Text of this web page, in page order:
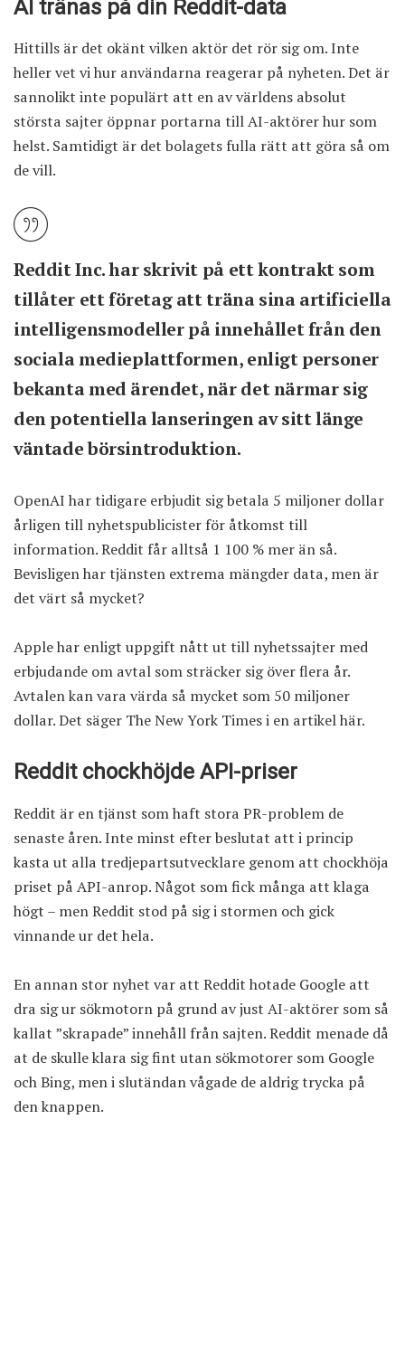
AI tränas på din Reddit-data
Hittills är det okänt vilken aktör det rör sig om. Inte
heller vet vi hur användarna reagerar på nyheten. Det är
sannolikt inte populärt att en av världens absolut
största sajter öppnar portarna till AI-aktörer hur som
helst. Samtidigt är det bolagets fulla rätt att göra så om
de vill.
Reddit Inc. har skrivit på ett kontrakt som
tillåter ett företag att träna sina artificiella
intelligensmodeller på innehållet från den
sociala medieplattformen, enligt personer
bekanta med ärendet, när det närmar sig
den potentiella lanseringen av sitt länge
väntade börsintroduktion.
OpenAI har tidigare erbjudit sig betala 5 miljoner dollar
årligen till nyhetspublicister för åtkomst till
information. Reddit får alltså 1 100 % mer än så.
Bevisligen har tjänsten extrema mängder data, men är
det värt så mycket?
Applehar enligt uppgift nått ut till nyhetssajter med
erbjudande om avtal som sträcker sig över flera år.
Avtalen kan vara värda så mycket som 50 miljoner
dollar. Det säger The New York Timesi en artikel här.
Reddit chockhöjde API-priser
Reddit är en tjänst som haft stora PR-problem de
senaste åren. Inte minst efter beslutat att i princip
kasta ut alla tredjepartsutvecklare genom att chockhöja
priset på API-anrop. Något som fick många att klaga
högt – men Reddit stod på sig i stormen och gick
vinnande ur det hela.
En annan stor nyhet var att Reddit hotade Google att
dra sig ur sökmotorn på grund av just AI-aktörer som så
kallat ”skrapade” innehåll från sajten. Reddit menade då
at de skulle klara sig fint utan sökmotorer som Google
och Bing, men i slutändan vågade de aldrig trycka på
den knappen.